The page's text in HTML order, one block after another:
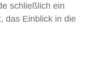
schließlich ein
das Einblick in die